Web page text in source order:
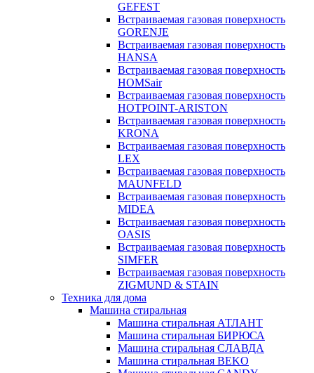
GEFEST
Встраиваемая газовая поверхность
GORENJE
Встраиваемая газовая поверхность
HANSA
Встраиваемая газовая поверхность
HOMSair
Встраиваемая газовая поверхность
HOTPOINT-ARISTON
Встраиваемая газовая поверхность
KRONA
Встраиваемая газовая поверхность
LEX
Встраиваемая газовая поверхность
MAUNFELD
Встраиваемая газовая поверхность
MIDEA
Встраиваемая газовая поверхность
OASIS
Встраиваемая газовая поверхность
SIMFER
Встраиваемая газовая поверхность
ZIGMUND & STAIN
Техника для дома
Машина стиральная
Машина стиральная АТЛАНТ
Машина стиральная БИРЮСА
Машина стиральная СЛАВДА
Машина стиральная BEKO